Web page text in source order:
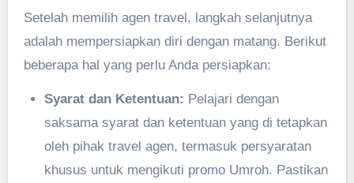
Setelah memilih agen travel, langkah selanjutnya
adalah mempersiapkan diri dengan matang. Berikut
beberapa hal yang perlu Anda persiapkan:
Syarat dan Ketentuan: Pelajari dengan
saksama syarat dan ketentuan yang di tetapkan
oleh pihak travel agen, termasuk persyaratan
khusus untuk mengikuti promo Umroh. Pastikan